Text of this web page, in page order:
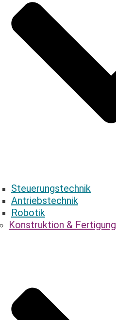
Steuerungstechnik
Antriebstechnik
Robotik
Konstruktion & ­Fertigung